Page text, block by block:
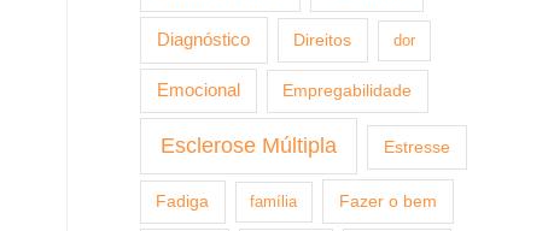
Diagnóstico Direitos dor
Emocional Empregabilidade
Esclerose Múltipla Estresse
Fadiga família Fazer o bem